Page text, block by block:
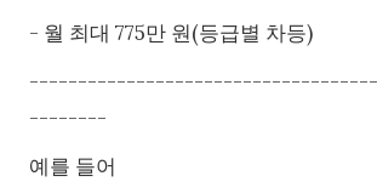
- 월 최대 775만 원(등급별 차등)
--------
예를 들어